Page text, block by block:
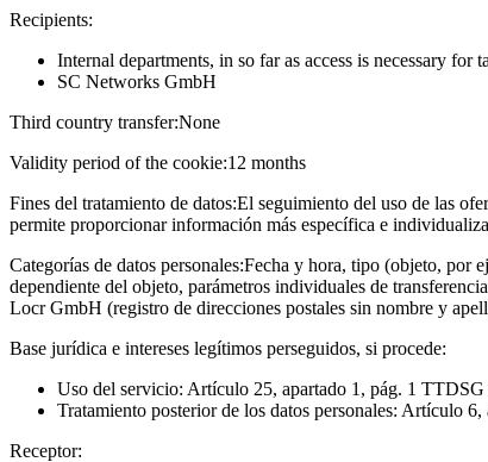
Recipients:
Internal departments, in so far as access is necessary for
SC Networks GmbH
Third country transfer:None
Validity period of the cookie:12 months
Fines del tratamiento de datos:El seguimiento del uso de las
permite proporcionar información más específica e
Categorías de datos personales:Fecha y hora, tipo (objeto, por
dependiente del objeto, parámetros individuales de
Locr GmbH (registro de direcciones postales sin nombre y
Base jurídica e intereses legítimos perseguidos, si procede:
Uso del servicio: Artículo 25, apartado 1, pág. 1
Tratamiento posterior de los datos personales: Artículo
Receptor: